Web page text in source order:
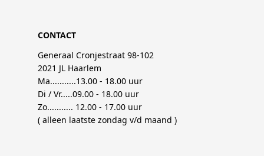
CONTACT
Generaal Cronjestraat 98-102
2021 JL Haarlem
Ma...........13.00 - 18.00 uur
Di / Vr.....09.00 - 18.00 uur
Zo........... 12.00 - 17.00 uur
( alleen laatste zondag v/d maand )